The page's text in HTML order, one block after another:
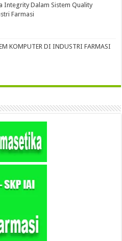
Integrity Dalam Sistem Quality
Farmasi
KOMPUTER DI INDUSTRI FARMASI